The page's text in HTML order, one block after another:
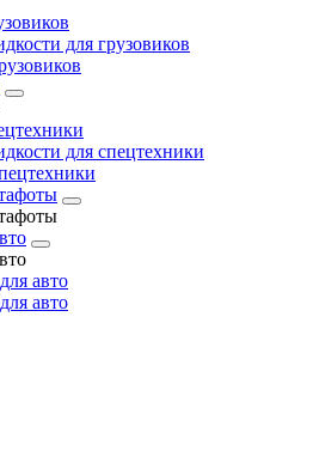
для грузовиков
для спецтехники
авто
авто